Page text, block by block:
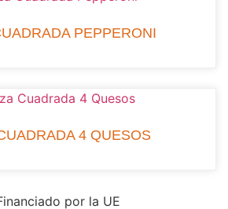
PEPPERONI
4 QUESOS